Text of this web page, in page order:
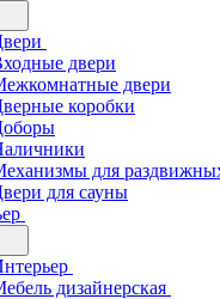
двери
двери
коробки
для
для сауны
дизайнерская